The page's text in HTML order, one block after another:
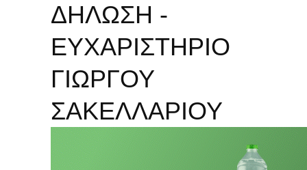
ΔΗΛΩΣΗ -
ΕΥΧΑΡΙΣΤΗΡΙΟ
ΓΙΩΡΓΟΥ
ΣΑΚΕΛΛΑΡΙΟΥ